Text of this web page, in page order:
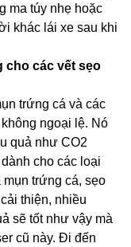
ma túy nhẹ hoặc
khác lái xe sau khi
cho các vết sẹo
trứng cá và các
ngoại lệ. Nó
quả như CO2
cho các loại
mụn trứng cá, sẹo
thiện, nhiều
sẽ tốt như vậy mà
cũ này. Đi đến